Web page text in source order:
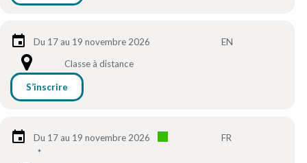
Du 17 au 19 novembre 2026
EN
Classe à distance
S’inscrire
Du 17 au 19 novembre 2026
*
FR